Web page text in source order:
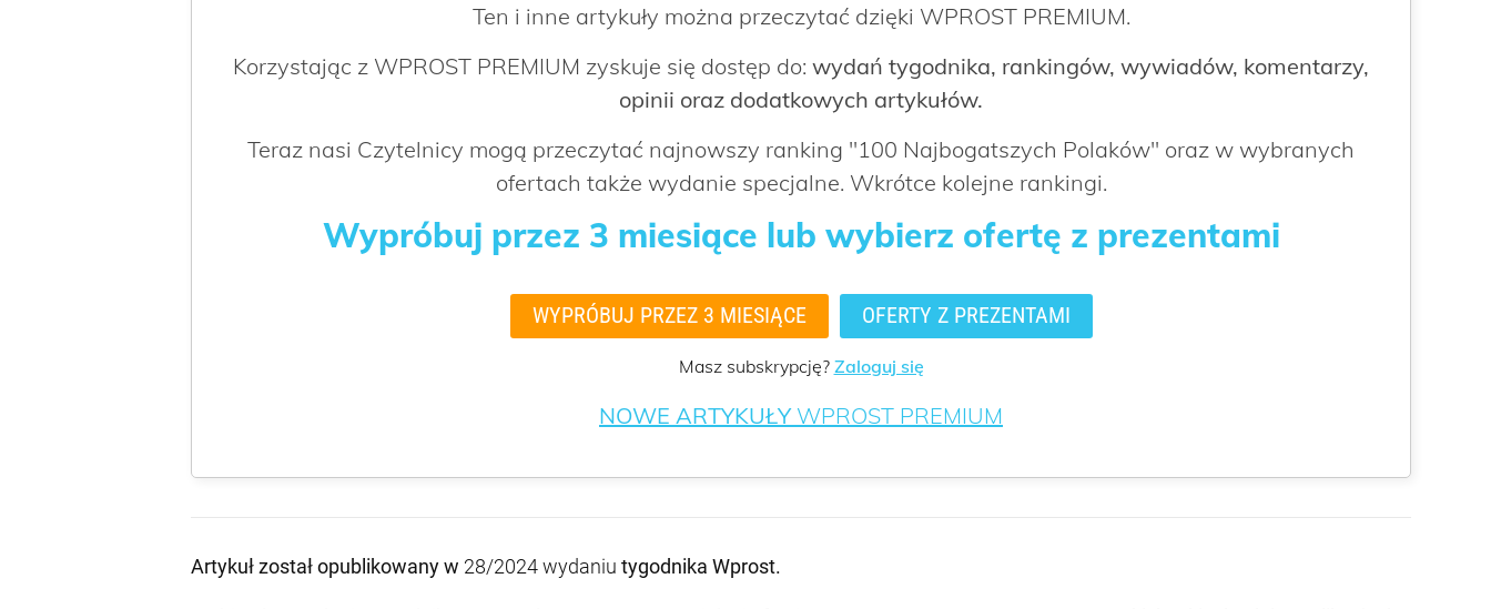
Ten i inne artykuły można przeczytać dzięki WPROST PREMIUM.
Korzystając z WPROST PREMIUM zyskuje się dostęp do: wydań tygodnika, rankingów, wywiadów, komentarzy,
opinii oraz dodatkowych artykułów.
Teraz nasi Czytelnicy mogą przeczytać najnowszy ranking "100 Najbogatszych Polaków" oraz w wybranych
ofertach także wydanie specjalne. Wkrótce kolejne rankingi.
Wypróbuj przez 3 miesiące lub wybierz ofertę z prezentami
WYPRÓBUJ PRZEZ 3 MIESIĄCE OFERTY Z PREZENTAMI
Masz subskrypcję? Zaloguj się
NOWE ARTYKUŁY WPROST PREMIUM
Artykuł został opublikowany w 28/2024 wydaniu tygodnika Wprost.